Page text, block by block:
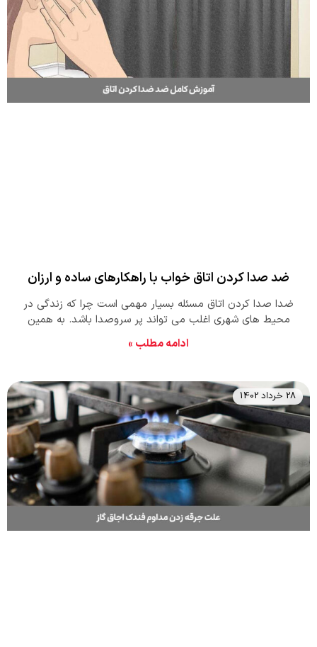
ضد صدا کردن اتاق خواب با راهکارهای ساده و ارزان
ضدا صدا کردن اتاق مسئله بسیار مهمی است چرا که زندگی در
محیط های شهری اغلب می تواند پر سروصدا باشد. به همین
منظور در این مقاله ما به بررسی نحوه ضد صدا کردن اتاق
پرداخته‌ایم تا اطلاعات لازم را به دست آورید.
ادامه مطلب »
28 خرداد 1402